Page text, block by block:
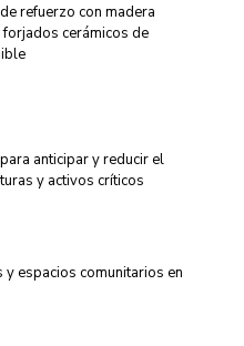
refuerzo con madera
cerámicos de
anticipar y reducir el
y activos críticos
y espacios comunitarios en